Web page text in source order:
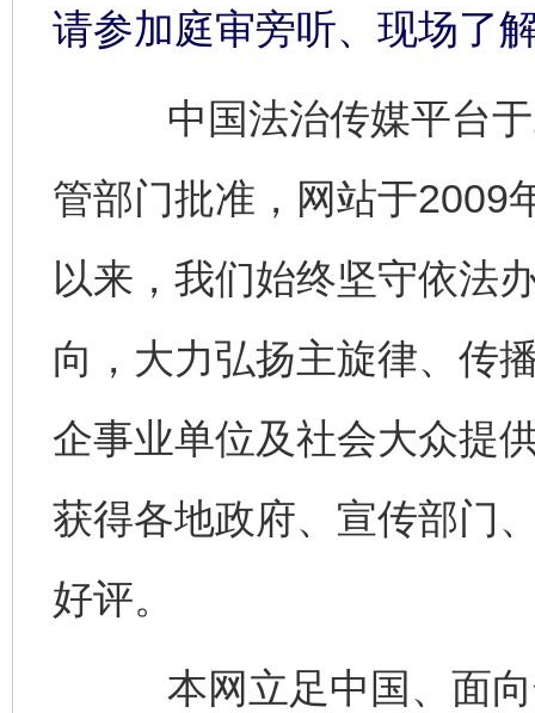
请参加庭审旁听、现场了
中国法治传媒平台于
管部门批准，网站于2009
以来，我们始终坚守依法
向，大力弘扬主旋律、传
企事业单位及社会大众提
获得各地政府、宣传部门
好评。
本网立足中国、面向